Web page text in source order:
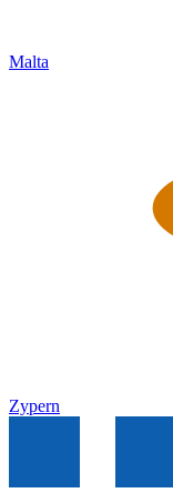
Malta
Zypern